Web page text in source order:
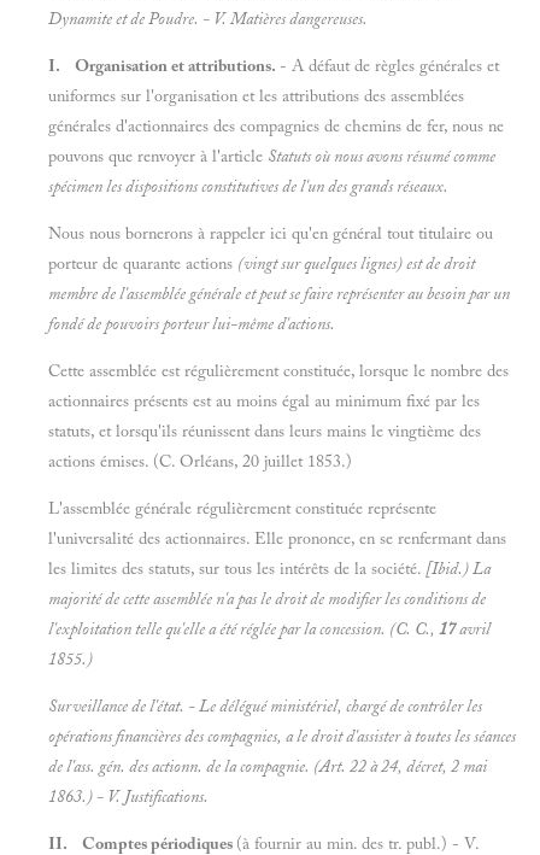
Dynamite et dePoudre. - V.Matières dangereuses.
I. Organisation et attributions. - A défaut de règles générales et
uniformes sur l'organisation et les attributions des assemblées
générales d'actionnaires des compagnies de chemins de fer, nous ne
pouvons que renvoyer à l'article Statuts où nous avons résumé comme
spécimen les dispositions constitutives de l'un des grands réseaux.
Nous nous bornerons à rappeler ici qu'en général tout titulaire ou
porteur de quarante actions (vingt sur quelques lignes) est de droit
membre de l'assemblée générale et peut se faire représenter au besoin par un
fondé de pouvoirs porteur lui-même d'actions.
Cette assemblée est régulièrement constituée, lorsque le nombre des
actionnaires présents est au moins égal au minimum fixé par les
statuts, et lorsqu'ils réunissent dans leurs mains le vingtième des
actions émises. (C. Orléans, 20 juillet 1853.)
L'assemblée générale régulièrement constituée représente
l'universalité des actionnaires. Elle prononce, en se renfermant dans
les limites des statuts, sur tous les intérêts de la société. [Ibid.) La
majorité de cette assemblée n'a pas le droit de modifier les conditions de
l'exploitation telle qu'elle a été réglée par la concession. (C. C., 17avril
1855.)
Surveillance de l'état. - Le délégué ministériel, chargé de contrôler les
opérations financières des compagnies, a le droit d'assister à toutes les séances
de l'ass. gén. des actionn. de la compagnie. (Art. 22 à 24, décret, 2 mai
1863.) - V. Justifications.
II. Comptes périodiques (à fournir au min. des tr. publ.) - V.